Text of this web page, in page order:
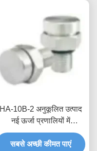
HA-10B-2 अनुकूलित उत्पाद
नई ऊर्जा प्रणालियों में
विश्वसनीयता और सेवा जीवन में
सुधार के लिए जलरोधक सांस
सबसे अच्छी कीमत पाएं